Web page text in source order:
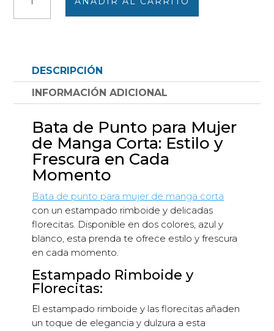
punto
mujer
rimboide
florecitas
DESCRIPCIÓN
INFORMACIÓN ADICIONAL
Bata de Punto para Mujer
de Manga Corta: Estilo y
Frescura en Cada
Momento
Bata de punto para mujer de manga corta
con un estampado rimboide y delicadas
florecitas. Disponible en dos colores, azul y
blanco, esta prenda te ofrece estilo y frescura
en cada momento.
Estampado Rimboide y
Florecitas:
El estampado rimboide y las florecitas añaden
un toque de elegancia y dulzura a esta